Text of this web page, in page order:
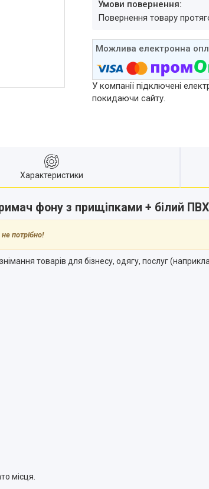
повернення товару
У компанії підключені
покидаючи сайту.
Характеристики
фону з прищіпками + білий
потрібно!
товарів для бізнесу, одягу, послуг
місця.